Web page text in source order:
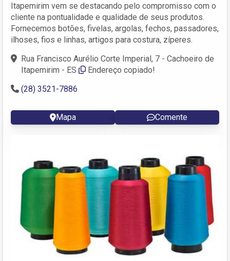
Itapemirim vem se destacando pelo compromisso com o
cliente na pontualidade e qualidade de seus produtos.
Fornecemos botões, fivelas, argolas, fechos, passadores,
ilhoses, fios e linhas, artigos para costura, zíperes.
Rua Francisco Aurélio Corte Imperial, 7 - Cachoeiro de
Itapemirim - ES
Endereço copiado!
(28) 3521-7886
Mapa Comente